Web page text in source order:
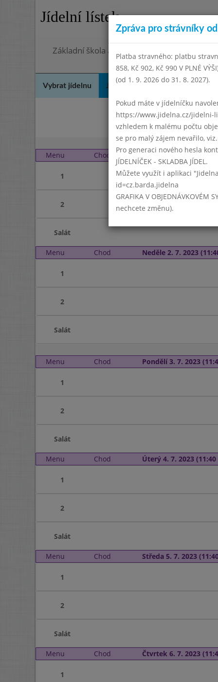
Jídelní lístek
Základní škola a mateřská škola Chodov,
Vybrat jídelnu Jídelní lístek
Menu
Chod Sobota 1. 7. 2023
1
2
Salát
Menu Chod Neděle 2. 7. 2023
1
2
Salát
Menu
Chod Pondělí 3. 7. 2023
1
2
Salát
Menu Chod Úterý 4. 7. 2023 (11:40
1
2
Salát
Menu Chod Středa 5. 7. 2023
1
2
Salát
Menu Chod Čtvrtek 6. 7. 2023
1
Zpráva pro strávníky
Platba stravného: platbu
858, Kč 902, Kč 990 V PLNÉ
(od 1. 9. 2026 do 31. 8. 2027).
Pokud máte v jídelníčku
https://www.jidelna.cz/jidelni-
vzhledem k malému počtu
se pro malý zájem nevařilo,
Pro generaci nového hesla
JÍDELNÍČEK - SKLADBA JÍDEL.
Můžete využít i aplikaci
id=cz.barda.jidelna
GRAFIKA V
nechcete změnu).